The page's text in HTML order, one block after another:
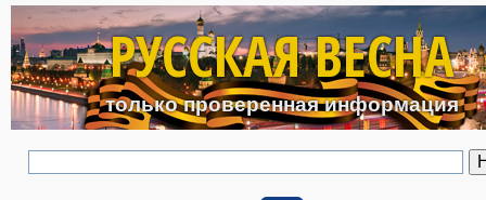
Перейти к основному
РУССКАЯ ВЕСНА
только проверенная информация